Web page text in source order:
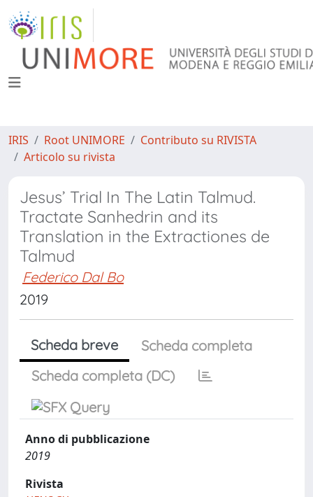
IRIS Root UNIMORE
Contributo su RIVISTA
Articolo su rivista
Jesus’ Trial In The Latin Talmud.
Tractate Sanhedrin and its
Translation in the Extractiones de
Talmud
Federico Dal Bo
2019
Scheda breve
Scheda completa
Scheda completa (DC)
Anno di pubblicazione
2019
Rivista